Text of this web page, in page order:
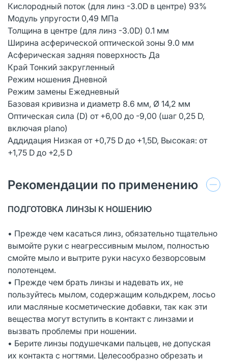
Кислородный поток (для линз -3.0D в центре) 93%
Модуль упругости 0,49 MПa
Толщина в центре (для линз -3.0D) 0.1 мм
Ширина асферической оптической зоны 9.0 мм
Асферическая задняя поверхность Да
Край Тонкий закругленный
Режим ношения Дневной
Режим замены Ежедневный
Базовая кривизна и диаметр 8.6 мм, Ø 14,2 мм
Оптическая сила (D) от +6,00 до -9,00 (шаг 0,25 D,
включая plano)
Аддидация Низкая от +0,75 D до +1,5D, Высокая: от
+1,75 D до +2,5 D
Рекомендации по применению
ПОДГОТОВКА ЛИНЗЫ К НОШЕНИЮ
• Прежде чем касаться линз, обязательно тщательно
вымойте руки с неагрессивным мылом, полностью
смойте мыло и вытрите руки насухо безворсовым
полотенцем.
• Прежде чем брать линзы и надевать их, не
пользуйтесь мылом, содержащим кольдкрем, лосьо
или масляные косметические добавки, так как эти
вещества могут вступить в контакт с линзами и
вызвать проблемы при ношении.
• Берите линзы подушечками пальцев, не допуская
их контакта с ногтями. Целесообразно обрезать и